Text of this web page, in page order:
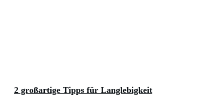
2 großartige Tipps für Langlebigkeit